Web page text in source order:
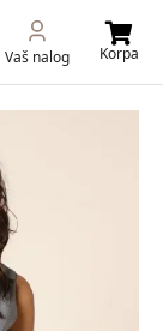
Vaš nalog Korpa